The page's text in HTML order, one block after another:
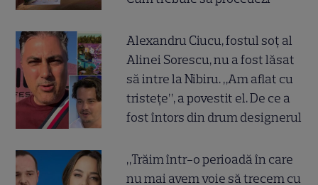
Alexandru Ciucu, fostul soț al
Alinei Sorescu, nu a fost lăsat
să intre la Nibiru. „Am aflat cu
tristețe”, a povestit el. De ce a
fost întors din drum designerul
„Trăim într-o perioadă în care
nu mai avem voie să trecem cu